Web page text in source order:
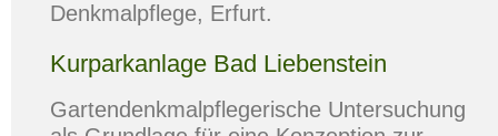
Denkmalpflege, Erfurt.
Kurparkanlage Bad Liebenstein
Gartendenkmalpflegerische Untersuchung